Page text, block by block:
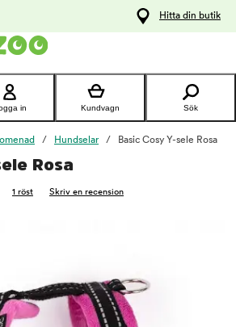
Hitta din butik
in Kundvagn Sök
Hundselar Basic Cosy Y-sele Rosa
Rosa
1 röst Skriv en recension